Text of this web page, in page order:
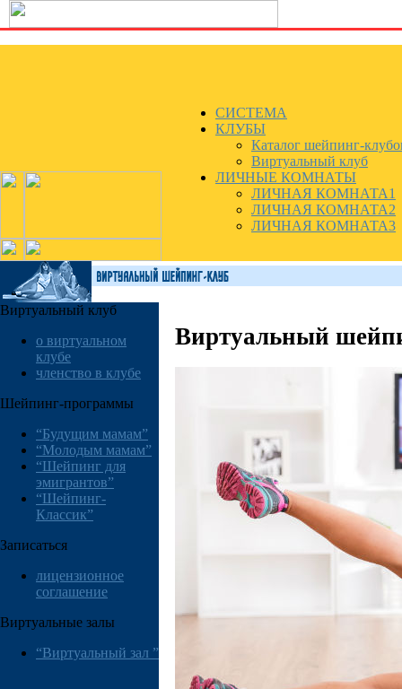
СИСТЕМА
КЛУБЫ
Каталог шейпинг-
Виртуальный клуб
ЛИЧНЫЕ КОМНАТЫ
ЛИЧНАЯ КОМНАТА1
ЛИЧНАЯ КОМНАТА2
ЛИЧНАЯ КОМНАТА3
Виртуальный клуб
о виртуальном
клубе
членство в клубе
Шейпинг-программы
“Будущим мамам”
“Молодым мамам”
“Шейпинг для
эмигрантов”
“Шейпинг-
Классик”
Записаться
лицензионное
соглашение
Виртуальные залы
“Виртуальный зал ”
Виртуальный